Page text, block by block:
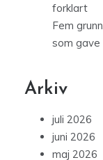
forklart
Fem
som gave
Arkiv
juli 2026
juni 2026
maj 2026